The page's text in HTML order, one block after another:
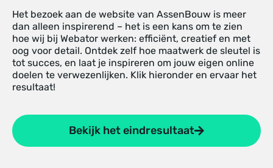
Het bezoek aan de website van AssenBouw is meer
dan alleen inspirerend – het is een kans om te zien
hoe wij bij Webator werken: efficiënt, creatief en met
oog voor detail. Ontdek zelf hoe maatwerk de sleutel is
tot succes, en laat je inspireren om jouw eigen online
doelen te verwezenlijken. Klik hieronder en ervaar het
resultaat!
Bekijk het eindresultaat